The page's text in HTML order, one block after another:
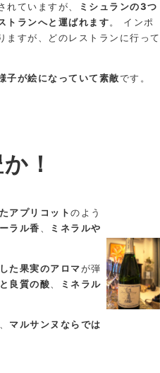
ていますが、
ミシュランの3つ
トランへと運ばれます。 インポ
ますが、どのレストランに行って
子が絵になっていて素敵です。
！
アプリコットのよう
ラル香
ミネラルや
た果実のアロマが弾
良質の酸
ミネラル
マルサンヌならでは